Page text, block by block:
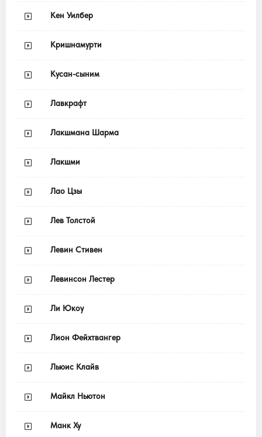
Кен Уилбер
Кришнамурти
Кусан-сыним
Лавкрафт
Лакшмана Шарма
Лакшми
Лао Цзы
Лев Толстой
Левин Стивен
Левинсон Лестер
Ли Юкоу
Лион Фейхтвангер
Льюис Клайв
Майкл Ньютон
Манк Ху